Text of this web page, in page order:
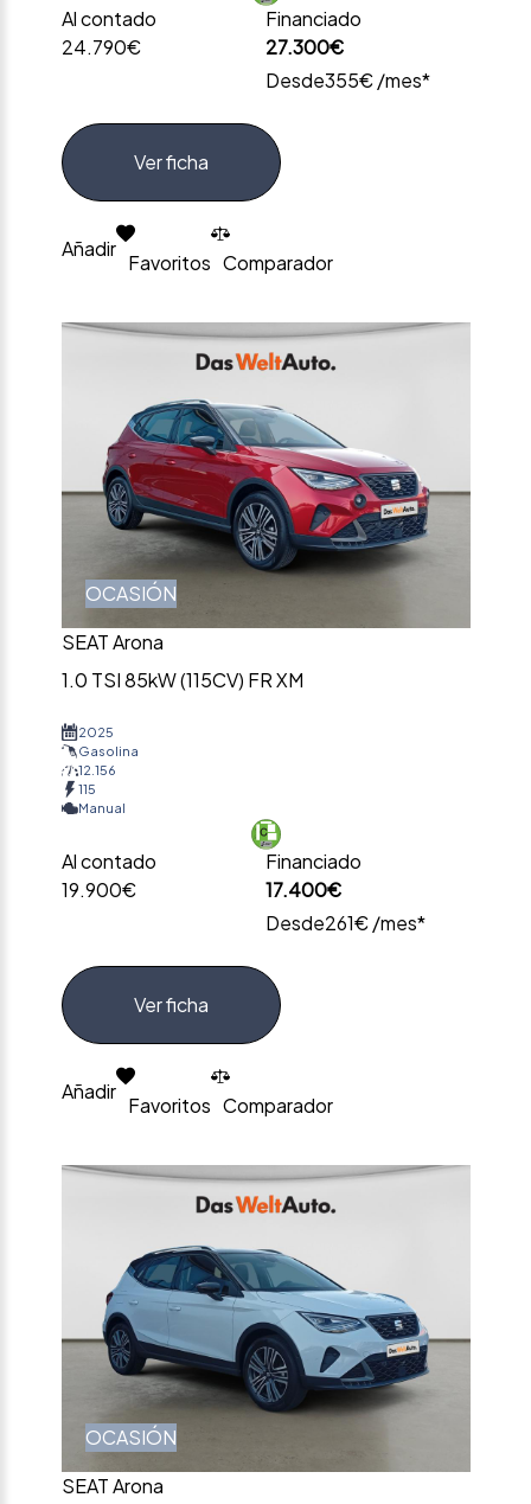
Al contado
24.790€
Financiado
27.300€
Desde355€ /mes*
Ver ficha
Añadir
Favoritos Comparador
OCASIÓN
SEAT Arona
1.0 TSI 85kW (115CV) FR XM
2025
Gasolina
12.156
115
Manual
Al contado
19.900€
Financiado
17.400€
Desde261€ /mes*
Ver ficha
Añadir
Favoritos Comparador
OCASIÓN
SEAT Arona